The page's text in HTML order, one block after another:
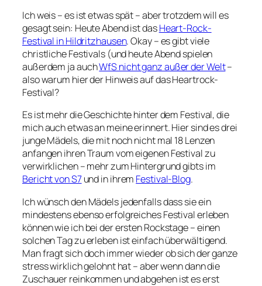
Ich weis – es ist etwas spät – aber trotzdem will es
gesagt sein: Heute Abend ist dasHeart-Rock-
Festival in Hildritzhausen. Okay – es gibt viele
christliche Festivals (und heute Abend spielen
außerdem ja auchWfS nicht ganz außer der Welt–
also warum hier der Hinweis auf das Heartrock-
Festival?
Es ist mehr die Geschichte hinter dem Festival, die
mich auch etwas an meine erinnert. Hier sind es drei
junge Mädels, die mit noch nicht mal 18 Lenzen
anfangen ihren Traum vom eigenen Festival zu
verwirklichen – mehr zum Hintergrund gibts im
Bericht von S7und in ihrem Festival-Blog.
Ich wünsch den Mädels jedenfalls dass sie ein
mindestens ebenso erfolgreiches Festival erleben
können wie ich bei der ersten Rockstage – einen
solchen Tag zu erleben ist einfach überwältigend.
Man fragt sich doch immer wieder ob sich der ganze
stress wirklich gelohnt hat – aber wenn dann die
Zuschauer reinkommen und abgehen ist es erst